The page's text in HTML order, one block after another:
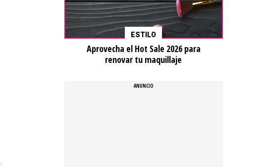
ESTILO
Aprovecha el Hot Sale 2026 para
renovar tu maquillaje